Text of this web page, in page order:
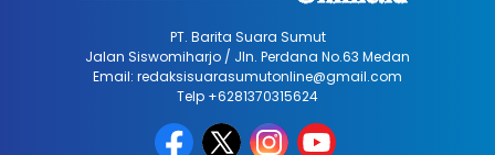
PT. Barita Suara Sumut
Jalan Siswomiharjo / Jln. Perdana No.63 Medan
Email: redaksisuarasumutonline@gmail.com
Telp +6281370315624